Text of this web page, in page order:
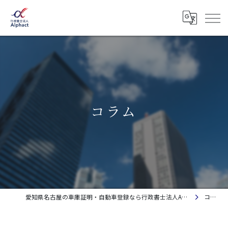
コラム
愛知県名古屋の車庫証明・自動車登録なら行政書士法人Alphact｜相談料金無料 コラム